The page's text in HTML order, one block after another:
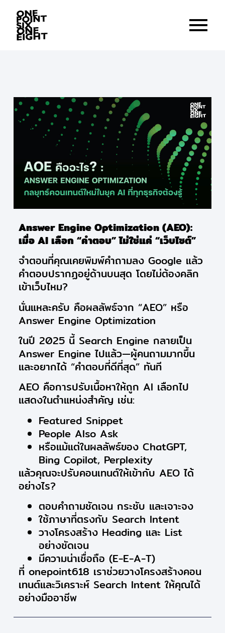
Answer Engine Optimization (AEO):
เมื่อ AI เลือก “คำตอบ” ไม่ใช่แค่ “เว็บไซต์”
จำตอนที่คุณเคยพิมพ์คำถามลง Google แล้ว
คำตอบปรากฏอยู่ด้านบนสุด โดยไม่ต้องคลิก
เข้าเว็บไหม?
นั่นแหละครับ คือผลลัพธ์จาก “AEO” หรือ
Answer Engine Optimization
ในปี 2025 นี้ Search Engine กลายเป็น
Answer Engine ไปแล้ว—ผู้คนถามมากขึ้น
และอยากได้ “คำตอบที่ดีที่สุด” ทันที
AEO คือการปรับเนื้อหาให้ถูก AI เลือกไป
แสดงในตำแหน่งสำคัญ เช่น:
Featured Snippet
People Also Ask
หรือแม้แต่ในผลลัพธ์ของ ChatGPT,
Bing Copilot, Perplexity
แล้วคุณจะปรับคอนเทนต์ให้เข้ากับ AEO ได้
อย่างไร?
ตอบคำถามชัดเจน กระชับ และเจาะจง
ใช้ภาษาที่ตรงกับ Search Intent
วางโครงสร้าง Heading และ List
อย่างชัดเจน
มีความน่าเชื่อถือ (E-E-A-T)
ที่ onepoint618 เราช่วยวางโครงสร้างคอน
เทนต์และวิเคราะห์ Search Intent ให้คุณได้
อย่างมืออาชีพ